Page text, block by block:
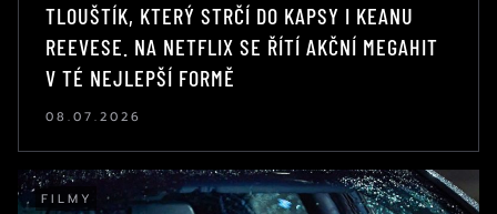
TLOUŠTÍK, KTERÝ STRČÍ DO KAPSY I KEANU
REEVESE. NA NETFLIX SE ŘÍTÍ AKČNÍ MEGAHIT
V TÉ NEJLEPŠÍ FORMĚ
08.07.2026
FILMY